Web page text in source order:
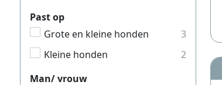
Past op
Grote en kleine honden
3
Kleine honden
2
Man/ vrouw